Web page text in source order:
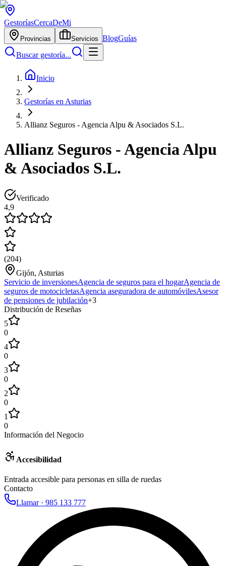
GestoríasCercaDeMi
Provincias Servicios BlogGuías
Buscar gestoría...
Inicio
Gestorías en Asturias
Allianz Seguros - Agencia Alpu & Asociados S.L.
Allianz Seguros - Agencia Alpu
& Asociados S.L.
Verificado
4,9
(204)
Gijón, Asturias
Servicio de inversionesAgencia de seguros para el hogarAgencia de
seguros de motocicletasAgencia aseguradora de automóvilesAsesor
de pensiones de jubilación+3
Distribución de Reseñas
5
0
4
0
3
0
2
0
1
0
Información del Negocio
Accesibilidad
Entrada accesible para personas en silla de ruedas
Contacto
Llamar · 985 133 777